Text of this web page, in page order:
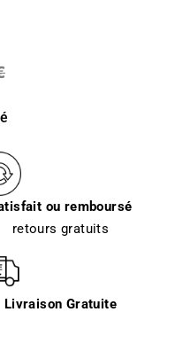
ou remboursé
retours gratuits
Livraison Gratuite